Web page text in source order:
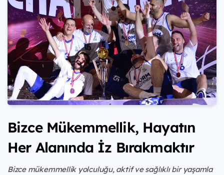
Bizce Mükemmellik, Hayatın
Her Alanında İz Bırakmaktır
Bizce mükemmellik yolculuğu, aktif ve sağlıklı bir yaşamla